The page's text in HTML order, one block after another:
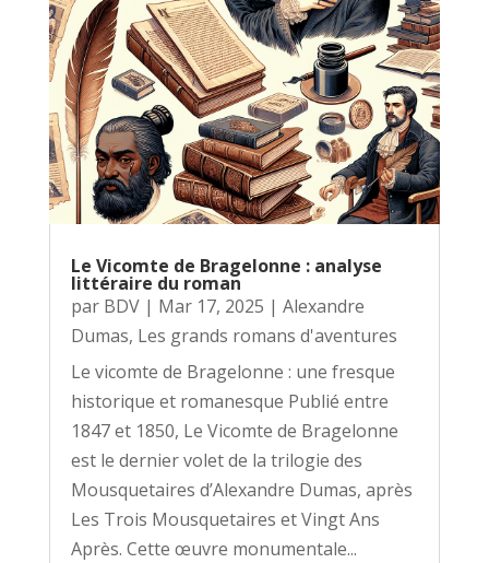
Le Vicomte de Bragelonne : analyse
littéraire du roman
par BDV| Mar 17, 2025 | Alexandre
Dumas, Les grands romans d'aventures
Le vicomte de Bragelonne : une fresque
historique et romanesque Publié entre
1847 et 1850, Le Vicomte de Bragelonne
est le dernier volet de la trilogie des
Mousquetaires d’Alexandre Dumas, après
Les Trois Mousquetaires et Vingt Ans
Après. Cette œuvre monumentale...